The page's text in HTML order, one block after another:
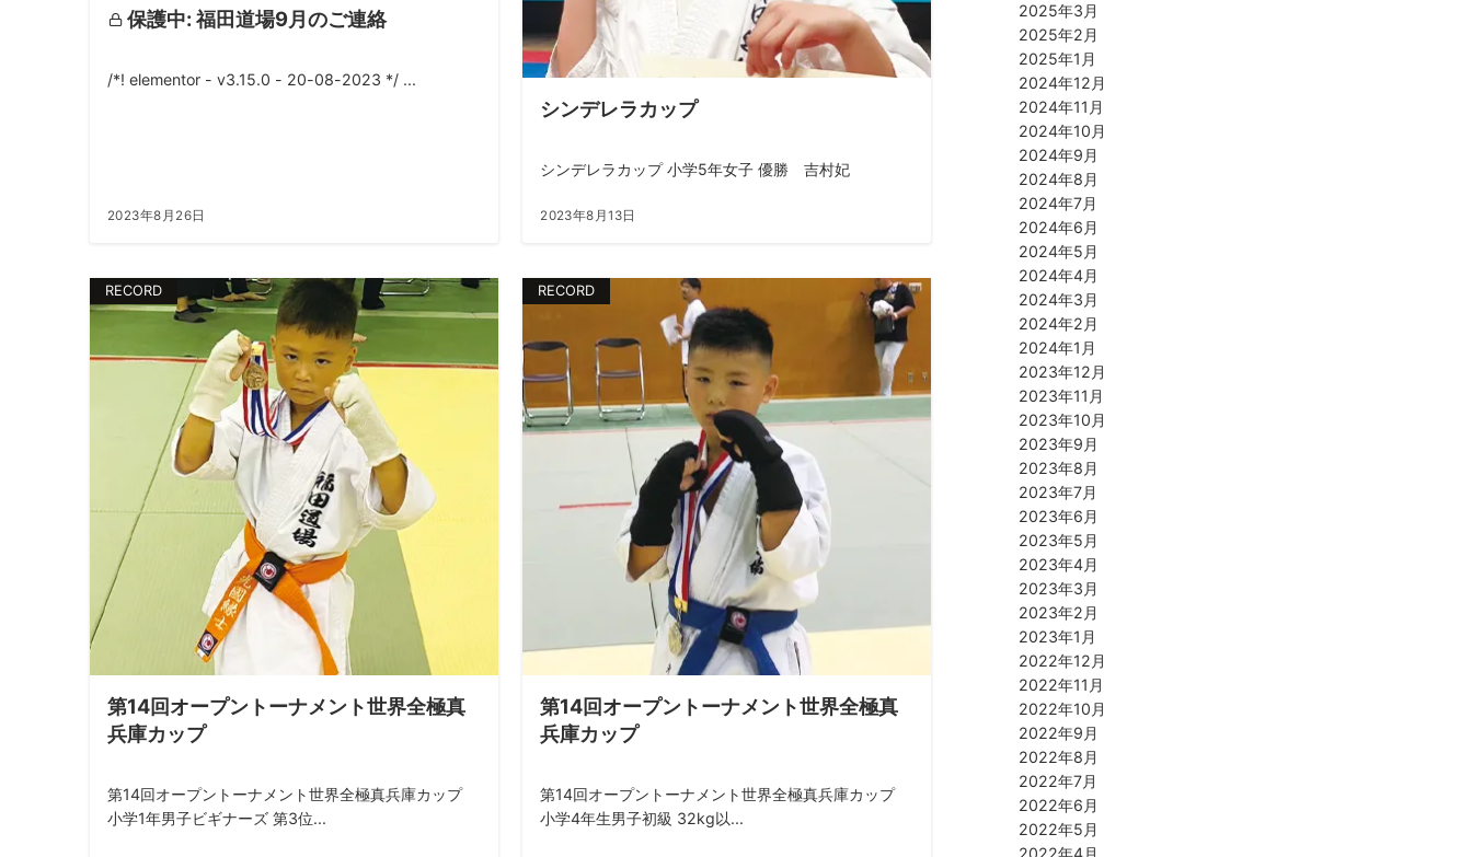
保護中: 福田道場9月のご連絡
/*! elementor - v3.15.0 - 20-08-2023 */ ...
2023年8月26日
シンデレラカップ
シンデレラカップ 小学5年女子 優勝 吉村妃
2023年8月13日
RECORD
第14回オープントーナメント世界全極真
兵庫カップ
第14回オープントーナメント世界全極真兵庫カップ
小学1年男子ビギナーズ 第3位...
RECORD
第14回オープントーナメント世界全極真
兵庫カップ
第14回オープントーナメント世界全極真兵庫カップ
小学4年生男子初級 32kg以...
2025年3月
2025年2月
2025年1月
2024年12月
2024年11月
2024年10月
2024年9月
2024年8月
2024年7月
2024年6月
2024年5月
2024年4月
2024年3月
2024年2月
2024年1月
2023年12月
2023年11月
2023年10月
2023年9月
2023年8月
2023年7月
2023年6月
2023年5月
2023年4月
2023年3月
2023年2月
2023年1月
2022年12月
2022年11月
2022年10月
2022年9月
2022年8月
2022年7月
2022年6月
2022年5月
2022年4月